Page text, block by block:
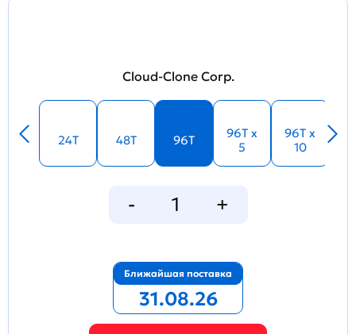
Cloud-Clone Corp.
24T 48T 96T
96T x
5
96T x
10
Ближайшая поставка
31.08.26